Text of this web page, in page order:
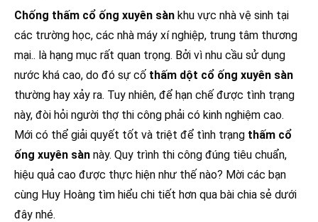
Chống thấm cổ ống xuyên sàn khu vực nhà vệ sinh tại
các trường học, các nhà máy xí nghiệp, trung tâm thương
mại.. là hạng mục rất quan trọng. Bởi vì nhu cầu sử dụng
nước khá cao, do đó sự cố thấm dột cổ ống xuyên sàn
thường hay xảy ra. Tuy nhiên, để hạn chế được tình trạng
này, đòi hỏi người thợ thi công phải có kinh nghiệm cao.
Mới có thể giải quyết tốt và triệt để tình trạng thấm cổ
ống xuyên sàn này. Quy trình thi công đúng tiêu chuẩn,
hiệu quả cao được thực hiện như thế nào? Mời các bạn
cùng Huy Hoàng tìm hiểu chi tiết hơn qua bài chia sẻ dưới
đây nhé.